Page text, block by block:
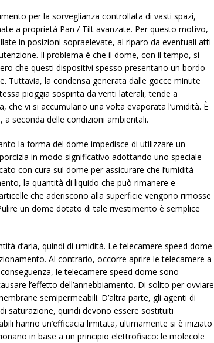
per la sorveglianza controllata di vasti spazi,
a proprietà Pan / Tilt avanzate. Per questo motivo,
in posizioni sopraelevate, al riparo da eventuali atti
Il problema è che il dome, con il tempo, si
che questi dispositivi spesso presentano un bordo
Tuttavia, la condensa generata dalle gocce minute
pioggia sospinta da venti laterali, tende a
che vi si accumulano una volta evaporata l’umidità. È
seconda delle condizioni ambientali.
la forma del dome impedisce di utilizzare un
in modo significativo adottando uno speciale
con cura sul dome per assicurare che l’umidità
la quantità di liquido che può rimanere e
che aderiscono alla superficie vengono rimosse
un dome dotato di tale rivestimento è semplice
d’aria, quindi di umidità. Le telecamere speed dome
Al contrario, occorre aprire le telecamere a
le telecamere speed dome sono
l’effetto dell’annebbiamento. Di solito per ovviare
semipermeabili. D’altra parte, gli agenti di
saturazione, quindi devono essere sostituiti
hanno un’efficacia limitata, ultimamente si è iniziato
in base a un principio elettrofisico: le molecole